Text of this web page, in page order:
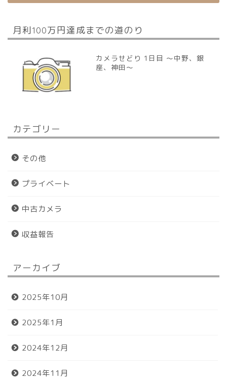
月利100万円達成までの道のり
カメラせどり 1日目 〜中野、銀
座、神田〜
カテゴリー
その他
プライベート
中古カメラ
収益報告
アーカイブ
2025年10月
2025年1月
2024年12月
2024年11月